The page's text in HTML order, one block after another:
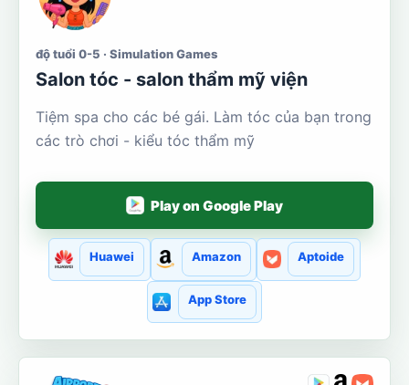
độ tuổi 0-5 · Simulation Games
Salon tóc - salon thẩm mỹ viện
Tiệm spa cho các bé gái. Làm tóc của bạn trong
các trò chơi - kiểu tóc thẩm mỹ
Play on Google Play
Huawei Amazon Aptoide
App Store